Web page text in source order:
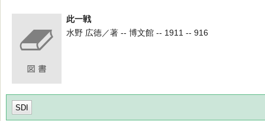
此一戦
水野 広徳／著 -- 博文館 -- 1911 -- 916
SDI